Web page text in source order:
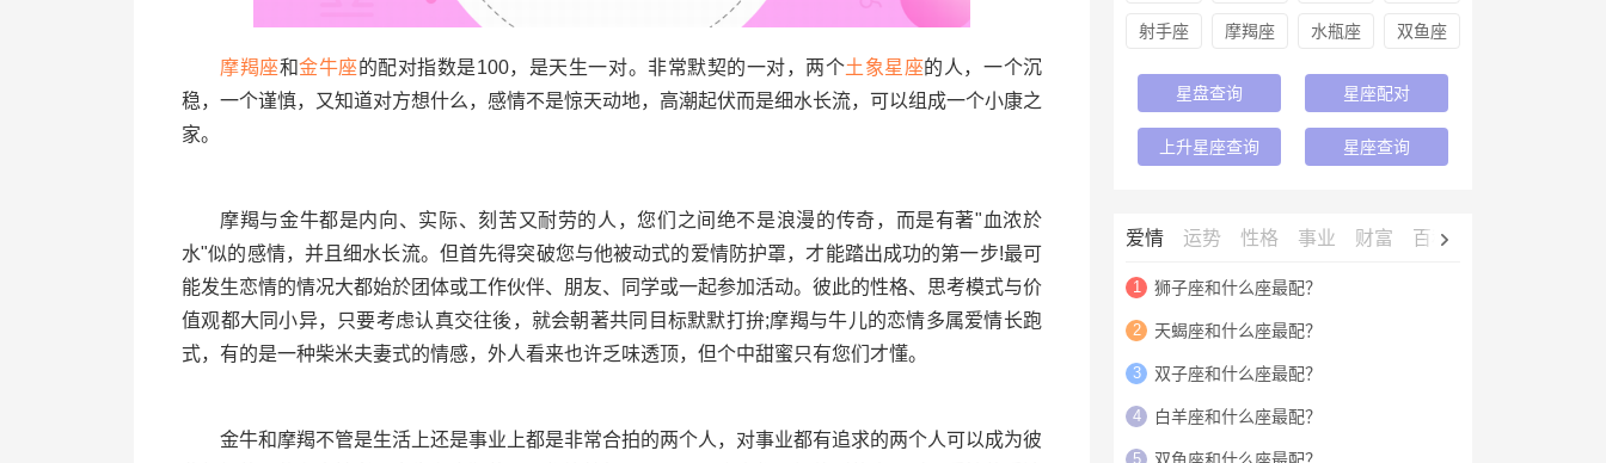
摩羯座和金牛座的配对指数是100，是天生一对。非常默契的一对，两个土象星座的人，一个沉
稳，一个谨慎，又知道对方想什么，感情不是惊天动地，高潮起伏而是细水长流，可以组成一个小康之
家。
摩羯与金牛都是内向、实际、刻苦又耐劳的人，您们之间绝不是浪漫的传奇，而是有著"血浓於
水"似的感情，并且细水长流。但首先得突破您与他被动式的爱情防护罩，才能踏出成功的第一步!最可
能发生恋情的情况大都始於团体或工作伙伴、朋友、同学或一起参加活动。彼此的性格、思考模式与价
值观都大同小异，只要考虑认真交往後，就会朝著共同目标默默打拚;摩羯与牛儿的恋情多属爱情长跑
式，有的是一种柴米夫妻式的情感，外人看来也许乏味透顶，但个中甜蜜只有您们才懂。
金牛和摩羯不管是生活上还是事业上都是非常合拍的两个人，对事业都有追求的两个人可以成为彼
射手座 摩羯座 水瓶座 双鱼座
星盘查询 星座配对
上升星座查询 星座查询
爱情 运势 性格 事业 财富 百科
1 狮子座和什么座最配？
2 天蝎座和什么座最配？
3 双子座和什么座最配？
4 白羊座和什么座最配？
5